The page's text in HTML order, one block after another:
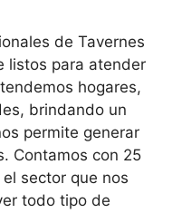
de Tavernes
listos para atender
hogares,
brindando un
permite generar
Contamos con 25
sector que nos
todo tipo de